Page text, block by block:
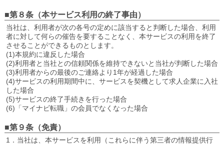
■第８条（本サービス利用の終了事由）
当社は、利用者が次の各号の定めに該当すると判断した場合、利用
者に対して何らの催告を要することなく、本サービスの利用を終了
させることができるものとします。
(1)本規約に違反した場合
(2)利用者と当社との信頼関係を維持できないと当社が判断した場合
(3)利用者からの最後のご連絡より1年が経過した場合
(4)サービスの利用期間中に、サービスを契機として求人企業に入社
した場合
(5)サービスの終了手続きを行った場合
(6)「マイナビ転職」の会員でなくなった場合
■第９条（免責）
1．当社は、本サービスを利用（これらに伴う第三者の情報提供行